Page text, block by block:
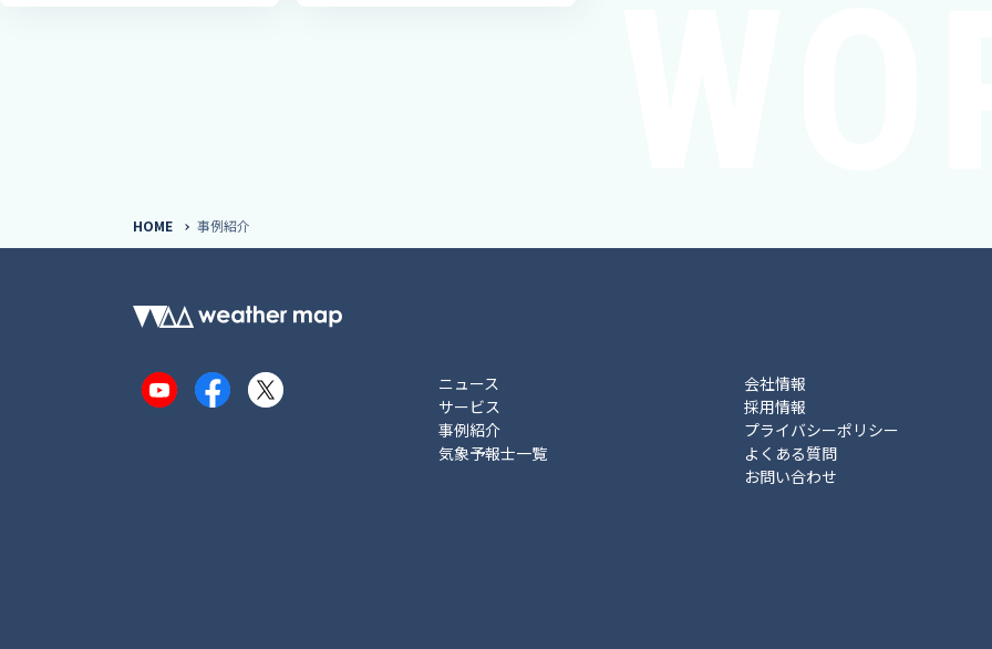
HOME 事例紹介
YouTubeFacebook
X
ニュース
サービス
事例紹介
気象予報士一覧
会社情報
採用情報
プライバシーポリシー
よくある質問
お問い合わせ